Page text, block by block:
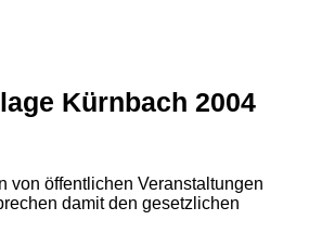
2 3
Kürnbach 2004
von öffentlichen Veranstaltungen
damit den gesetzlichen